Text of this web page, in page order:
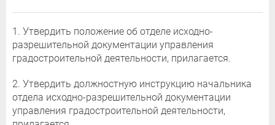
1. Утвердить положение об отделе исходно-
разрешительной документации управления
градостроительной деятельности, прилагается.
2. Утвердить должностную инструкцию начальника
отдела исходно-разрешительной документации
управления градостроительной деятельности,